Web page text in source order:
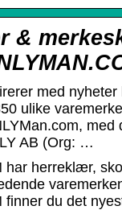
&
med
ulike
med
AB (Org: …
har herreklær,
finner du det